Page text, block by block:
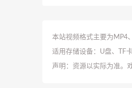
本站视频格式主要为MP4
适用存储设备：U盘、TF
声明：资源以实际为准。